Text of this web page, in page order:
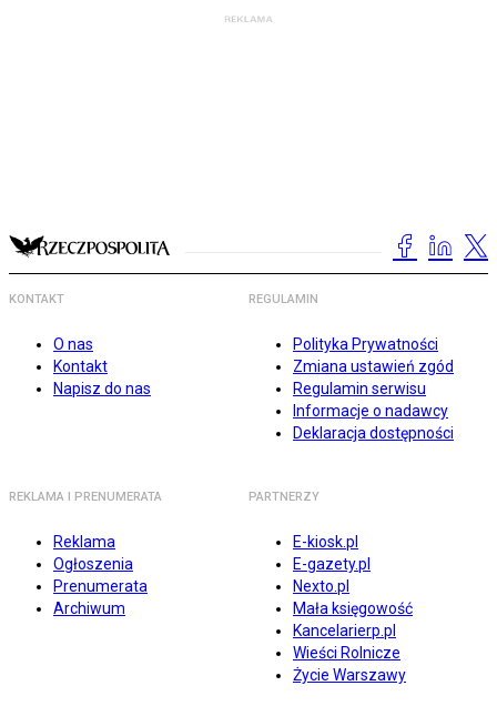
KONTAKT
O nas
Kontakt
Napisz do nas
REGULAMIN
Polityka Prywatności
Zmiana ustawień zgód
Regulamin serwisu
Informacje o nadawcy
Deklaracja dostępności
REKLAMA I PRENUMERATA
Reklama
Ogłoszenia
Prenumerata
Archiwum
PARTNERZY
E-kiosk.pl
E-gazety.pl
Nexto.pl
Mała księgowość
Kancelarierp.pl
Wieści Rolnicze
Życie Warszawy